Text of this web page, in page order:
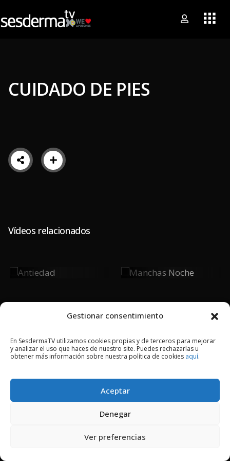
Gestionar consentimiento
En SesdermaTV utilizamos cookies propias y de terceros para mejorar
y analizar el uso que haces de nuestro site. Puedes rechazarlas u
obtener más información sobre nuestra política de cookies aquí.
Aceptar
Denegar
Ver preferencias
CUIDADO DE PIES
Vídeos relacionados
Antiedad
Manchas
2018 © Copyright Sesderma SL
AVISO LEGAL
POLÍTICA DE PRIVACIDAD
COOKIES